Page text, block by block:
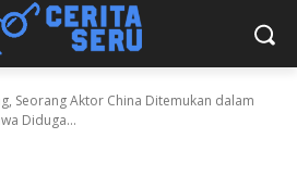
Seorang Aktor China Ditemukan dalam
Diduga...